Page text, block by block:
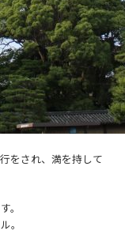
をされ、満を持して
。
。